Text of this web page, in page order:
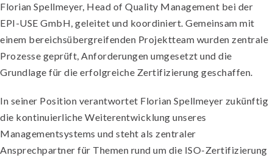
Florian Spellmeyer, Head of Quality Management bei der
EPI-USE GmbH, geleitet und koordiniert. Gemeinsam mit
einem bereichsübergreifenden Projektteam wurden zentrale
Prozesse geprüft, Anforderungen umgesetzt und die
Grundlage für die erfolgreiche Zertifizierung geschaffen.
In seiner Position verantwortet Florian Spellmeyer zukünftig
die kontinuierliche Weiterentwicklung unseres
Managementsystems und steht als zentraler
Ansprechpartner für Themen rund um die ISO-Zertifizierung